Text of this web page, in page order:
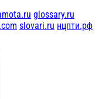
glossary.ru
slovari.ru нцпти.рф